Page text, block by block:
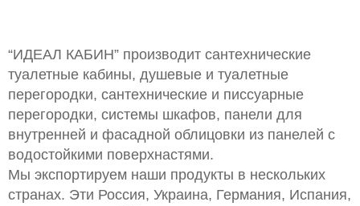
“ИДЕАЛ КАБИН” производит сантехнические
туалетные кабины, душевые и туалетные
перегородки, сантехнические и писсуарные
перегородки, системы шкафов, панели для
внутренней и фасадной облицовки из панелей с
водостойкими поверхнастями.
Мы экспортируем наши продукты в нескольких
странах. Эти Россия, Украина, Германия, Испания,